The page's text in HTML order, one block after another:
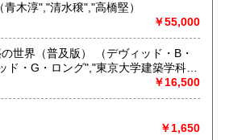
際にお伝えいただきたい内容は以下の
単行本・作品集・洋書など)」
ダンボール箱で何箱か?)」
してお送りいただけますと、無料で
棚や書籍の背表紙の写真でも結構で
取価格の決定は現物を見てからとなり
青木淳ノートブック （青木淳","清水穣","高橋堅）
￥55,000
版） （デヴィッド・B・
ド・G・ロング","東京大学建築学科香
￥16,500
￥1,650